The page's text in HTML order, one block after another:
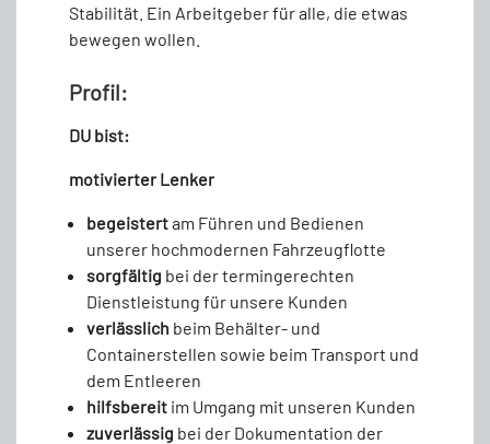
Stabilität. Ein Arbeitgeber für alle, die etwas
bewegen wollen.
Profil:
DU bist:
motivierter Lenker
begeistertam Führen und Bedienen
unserer hochmodernen Fahrzeugflotte
sorgfältig bei der termingerechten
Dienstleistung für unsere Kunden
verlässlich beim Behälter- und
Containerstellen sowie beim Transport und
dem Entleeren
hilfsbereit im Umgang mit unseren Kunden
zuverlässig bei der Dokumentation der